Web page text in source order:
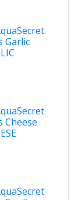
Garlic
Cheese